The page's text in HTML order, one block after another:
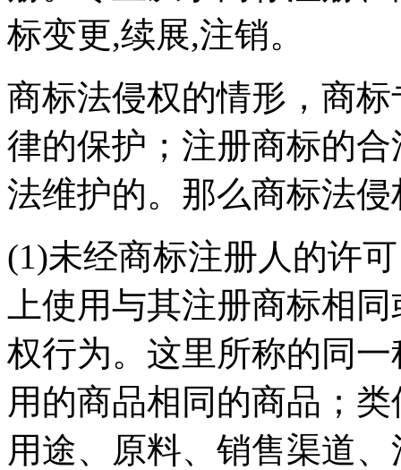
标变更,续展,注销。
商标法侵权的情形，商
律的保护；注册商标的
法维护的。那么商标法
(1)未经商标注册人的许
上使用与其注册商标相
权行为。这里所称的同
用的商品相同的商品；
用途、原料、销售渠道